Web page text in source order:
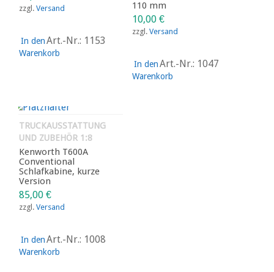
zzgl. Versand
In den
Warenkorb
Art.-Nr.: 1153
110 mm
10,00€
zzgl.Versand
In den
Warenkorb
Art.-Nr.: 1047
TRUCKAUSSTATTUNG
UND ZUBEHÖR 1:8
Kenworth T600A
Conventional
Schlafkabine, kurze
Version
85,00 €
zzgl. Versand
In den
Warenkorb
Art.-Nr.: 1008